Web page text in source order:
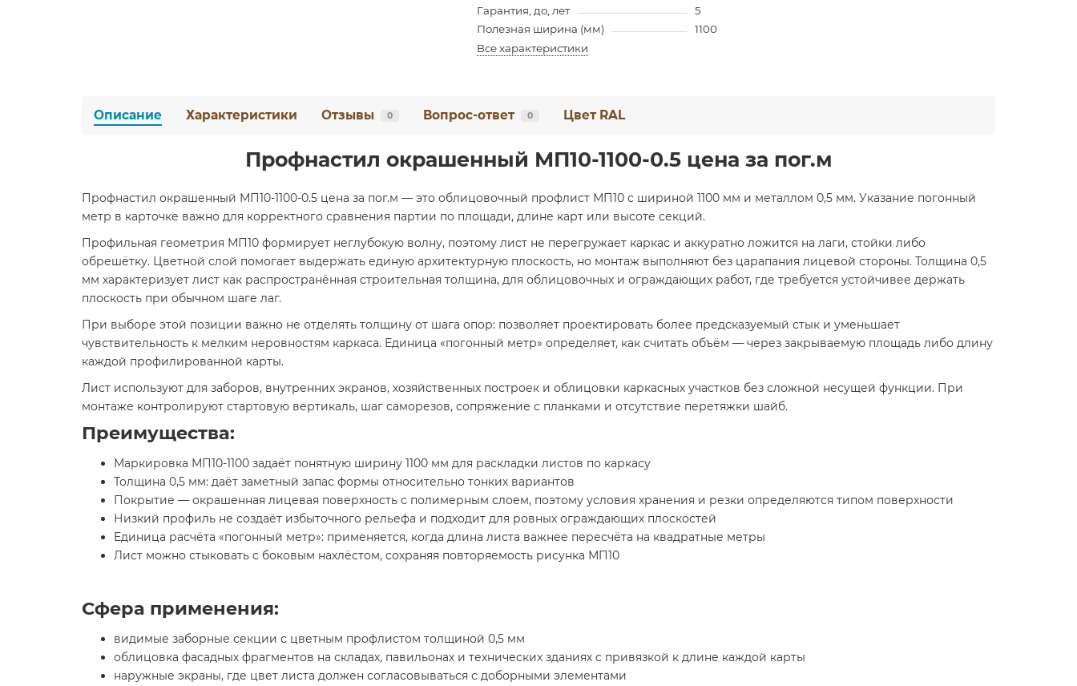
Гарантия, до, лет
5
Полезная ширина (мм)
1100
Все характеристики
Описание Характеристики Отзывы 0 Вопрос-ответ 0 Цвет RAL
Профнастил окрашенный МП10-1100-0.5 цена за пог.м
Профнастил окрашенный МП10-1100-0.5 цена за пог.м — это облицовочный профлист МП10 с шириной 1100 мм и металлом 0,5 мм. Указание погонный
метр в карточке важно для корректного сравнения партии по площади, длине карт или высоте секций.
Профильная геометрия МП10 формирует неглубокую волну, поэтому лист не перегружает каркас и аккуратно ложится на лаги, стойки либо
обрешётку. Цветной слой помогает выдержать единую архитектурную плоскость, но монтаж выполняют без царапания лицевой стороны. Толщина 0,5
мм характеризует лист как распространённая строительная толщина, для облицовочных и ограждающих работ, где требуется устойчивее держать
плоскость при обычном шаге лаг.
При выборе этой позиции важно не отделять толщину от шага опор: позволяет проектировать более предсказуемый стык и уменьшает
чувствительность к мелким неровностям каркаса. Единица «погонный метр» определяет, как считать объём — через закрываемую площадь либо длину
каждой профилированной карты.
Лист используют для заборов, внутренних экранов, хозяйственных построек и облицовки каркасных участков без сложной несущей функции. При
монтаже контролируют стартовую вертикаль, шаг саморезов, сопряжение с планками и отсутствие перетяжки шайб.
Преимущества:
Маркировка МП10-1100 задаёт понятную ширину 1100 мм для раскладки листов по каркасу
Толщина 0,5 мм: даёт заметный запас формы относительно тонких вариантов
Покрытие — окрашенная лицевая поверхность с полимерным слоем, поэтому условия хранения и резки определяются типом поверхности
Низкий профиль не создаёт избыточного рельефа и подходит для ровных ограждающих плоскостей
Единица расчёта «погонный метр»: применяется, когда длина листа важнее пересчёта на квадратные метры
Лист можно стыковать с боковым нахлёстом, сохраняя повторяемость рисунка МП10
Сфера применения:
видимые заборные секции с цветным профлистом толщиной 0,5 мм
облицовка фасадных фрагментов на складах, павильонах и технических зданиях с привязкой к длине каждой карты
наружные экраны, где цвет листа должен согласовываться с доборными элементами